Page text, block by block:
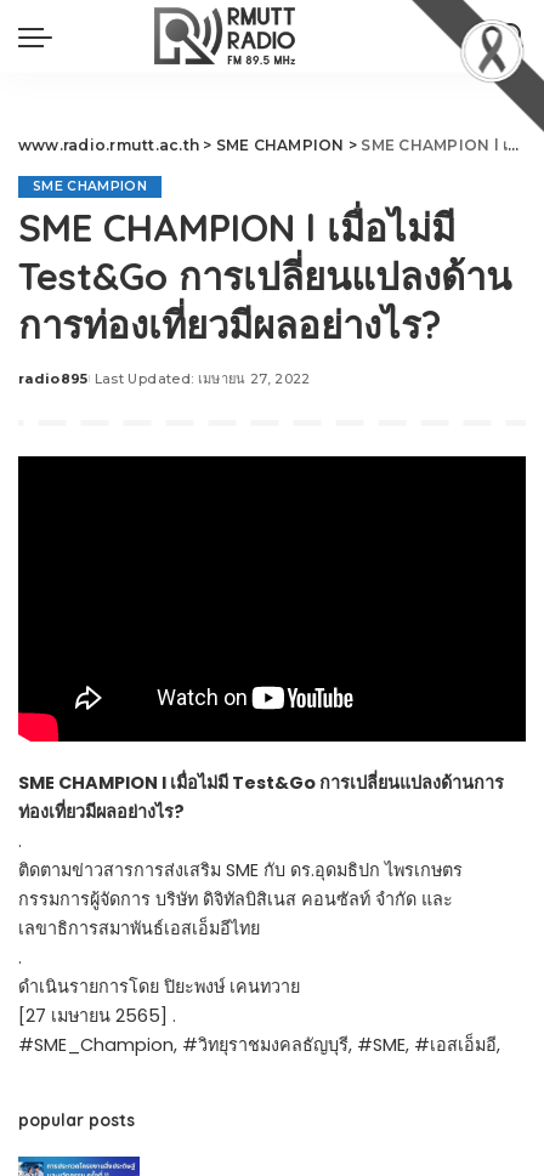
www.radio.rmutt.ac.th > SME CHAMPION > SME CHAMPION l เมื่อไม่มี Test&Go การเปลี่ยนแปลงด้านการท่องเที่ยวมีผลอย่างไร?
SME CHAMPION
SME CHAMPION l เมื่อไม่มี
Test&Go การเปลี่ยนแปลงด้าน
การท่องเที่ยวมีผลอย่างไร?
Posted
radio895 Last Updated: เมษายน 27, 2022
SME CHAMPION l เมื่อไม่มี Test&Go การเปลี่ยนแปลงด้านการ
ท่องเที่ยวมีผลอย่างไร?
.
ติดตามข่าวสารการส่งเสริม SME กับ ดร.อุดมธิปก ไพรเกษตร​
กรรมการผู้จัดการ บริษัท ดิจิทัลบิสิเนส คอนซัลท์ จำกัด และ
เลขาธิการสมาพันธ์เอสเอ็มอีไทย
.
ดำเนินรายการโดย ปิยะพงษ์ เคนทวาย
[27 เมษายน 2565] .
#SME_Champion, #วิทยุราชมงคลธัญบุรี, #SME, #เอสเอ็มอี,
popular posts